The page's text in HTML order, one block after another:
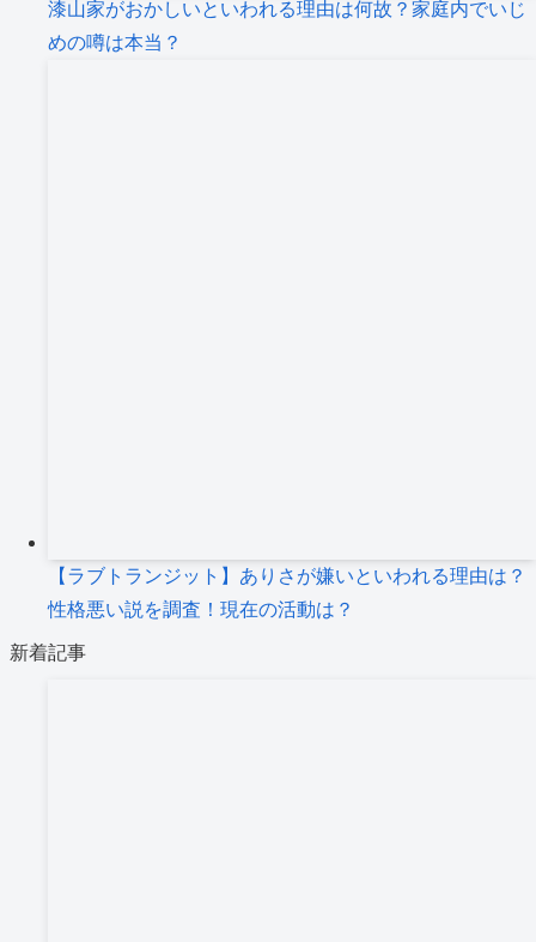
漆山家がおかしいといわれる理由は何故？家庭内でいじ
めの噂は本当？
【ラブトランジット】ありさが嫌いといわれる理由は？
性格悪い説を調査！現在の活動は？
新着記事